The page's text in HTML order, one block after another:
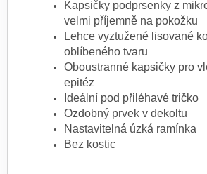
Kapsičky podprsenky z
velmi příjemně na pokožku
Lehce vyztužené lisované
oblíbeného tvaru
Oboustranné kapsičky pro
epitéz
Ideální pod přiléhavé tričko
Ozdobný prvek v dekoltu
Nastavitelná úzká ramínka
Bez kostic